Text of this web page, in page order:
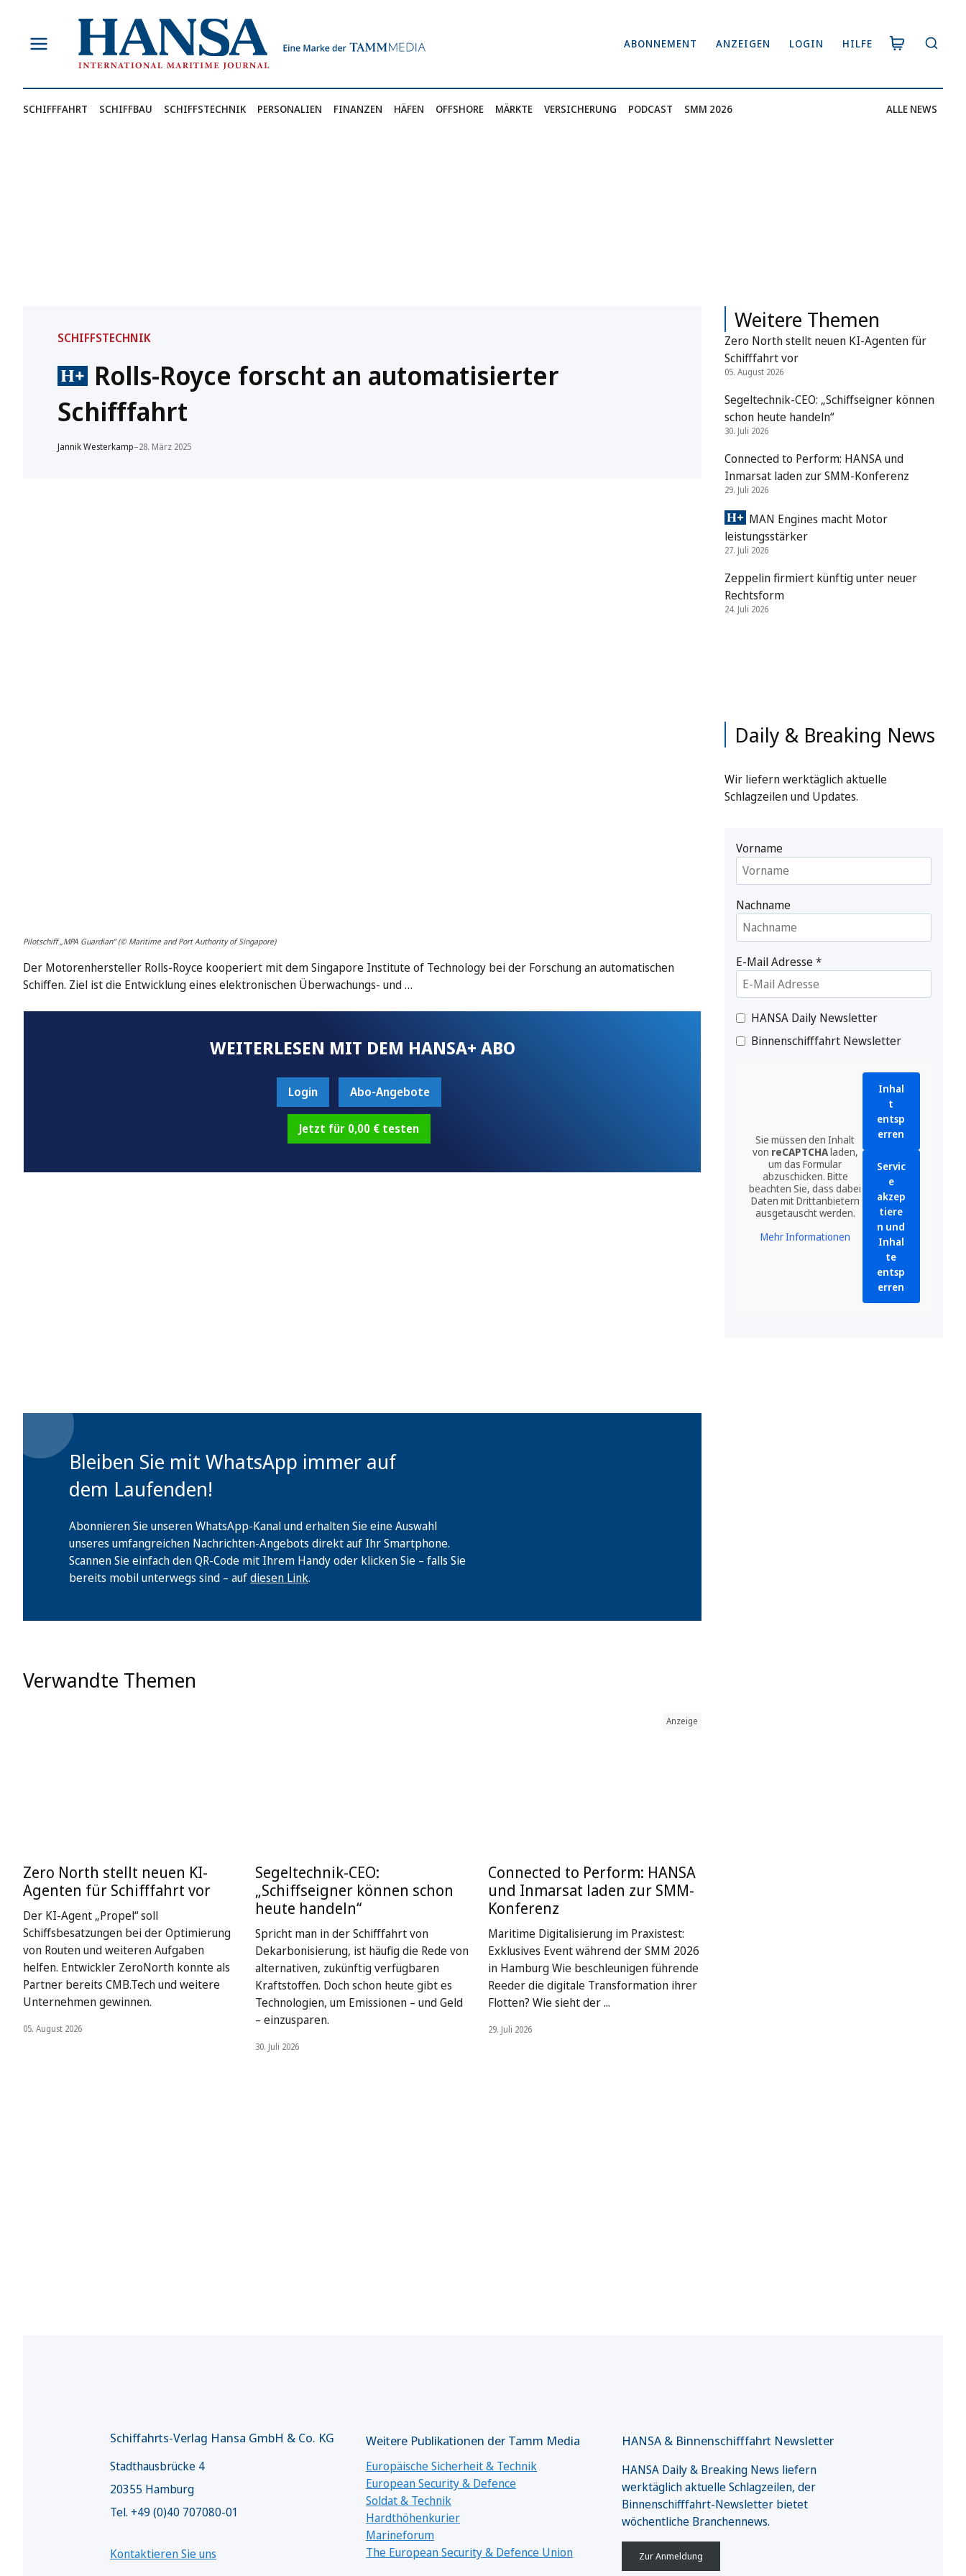
springen
ABONNEMENT ANZEIGEN LOGIN HILFE
SCHIFFFAHRT SCHIFFBAU SCHIFFSTECHNIK PERSONALIEN FINANZEN HÄFEN OFFSHORE MÄRKTE VERSICHERUNG PODCAST SMM 2026 ALLE NEWS
SCHIFFSTECHNIK
Rolls-Royce forscht an automatisierter
Schifffahrt
Jannik Westerkamp–28. März 2025
Pilotschiff „MPA Guardian“ (© Maritime and Port Authority of Singapore)
Der Motorenhersteller Rolls-Royce kooperiert mit dem Singapore Institute of Technology bei der Forschung an automatischen
Schiffen. Ziel ist die Entwicklung eines elektronischen Überwachungs- und …
WEITERLESEN MIT DEM HANSA+ ABO
Login Abo-Angebote
Jetzt für 0,00 € testen
Bleiben Sie mit WhatsApp immer auf
dem Laufenden!
Abonnieren Sie unseren WhatsApp-Kanal und erhalten Sie eine Auswahl
unseres umfangreichen Nachrichten-Angebots direkt auf Ihr Smartphone.
Scannen Sie einfach den QR-Code mit Ihrem Handy oder klicken Sie – falls Sie
bereits mobil unterwegs sind – aufdiesen Link.
Verwandte Themen
Zero North stellt neuen KI-
Agenten für Schifffahrt vor
Der KI-Agent „Propel“ soll
Schiffsbesatzungen bei der Optimierung
von Routen und weiteren Aufgaben
helfen. Entwickler ZeroNorth konnte als
Partner bereits CMB.Tech und weitere
Unternehmen gewinnen.
05. August 2026
Segeltechnik-CEO:
„Schiffseigner können schon
heute handeln“
Spricht man in der Schifffahrt von
Dekarbonisierung, ist häufig die Rede von
alternativen, zukünftig verfügbaren
Kraftstoffen. Doch schon heute gibt es
Technologien, um Emissionen – und Geld
– einzusparen.
30. Juli 2026
Anzeige
Connected to Perform: HANSA
und Inmarsat laden zur SMM-
Konferenz
Maritime Digitalisierung im Praxistest:
Exklusives Event während der SMM 2026
in Hamburg Wie beschleunigen führende
Reeder die digitale Transformation ihrer
Flotten? Wie sieht der ...
29. Juli 2026
Weitere Themen
Zero North stellt neuen KI-Agenten für
Schifffahrt vor
05. August 2026
Segeltechnik-CEO: „Schiffseigner können
schon heute handeln“
30. Juli 2026
Connected to Perform: HANSA und
Inmarsat laden zur SMM-Konferenz
29. Juli 2026
MAN Engines macht Motor
leistungsstärker
27. Juli 2026
Zeppelin firmiert künftig unter neuer
Rechtsform
24. Juli 2026
Daily & Breaking News
Wir liefern werktäglich aktuelle
Schlagzeilen und Updates.
Vorname
Nachname
E-Mail Adresse*
HANSA Daily Newsletter
Binnenschifffahrt Newsletter
Sie müssen den Inhalt
von reCAPTCHAladen,
um das Formular
abzuschicken. Bitte
beachten Sie, dass dabei
Daten mit Drittanbietern
ausgetauscht werden.
Mehr Informationen
Inhal
t
entsp
erren
Servic
e
akzep
tiere
n und
Inhal
te
entsp
erren
Schiffahrts-Verlag Hansa GmbH & Co. KG
Stadthausbrücke 4
20355 Hamburg
Tel. +49 (0)40 707080-01
Kontaktieren Sie uns
Weitere Publikationen der Tamm Media
Europäische Sicherheit & Technik
European Security & Defence
Soldat & Technik
Hardthöhenkurier
Marineforum
The European Security & Defence Union
HANSA & Binnenschifffahrt Newsletter
HANSA Daily & Breaking News liefern
werktäglich aktuelle Schlagzeilen, der
Binnenschifffahrt-Newsletter bietet
wöchentliche Branchennews.
Zur Anmeldung